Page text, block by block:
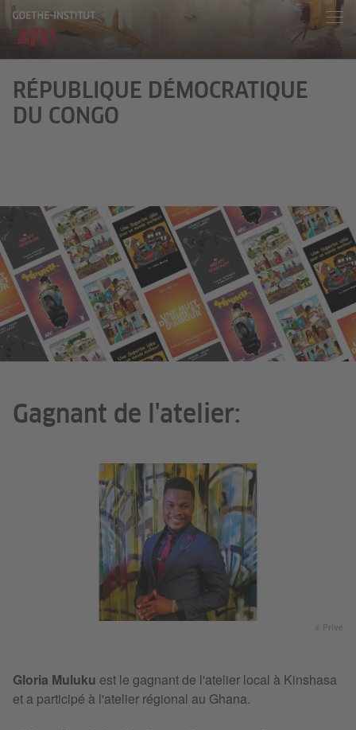
RÉPUBLIQUE DÉMOCRATIQUE
DU CONGO
Gagnant de l'atelier:
© Privé
Gloria Muluku est le gagnant de l'atelier local à Kinshasa
et a participé à l'atelier régional au Ghana.